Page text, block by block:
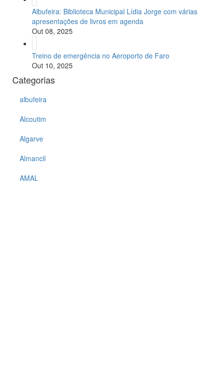
Albufeira: Biblioteca Municipal Lídia Jorge com várias
apresentações de livros em agenda
Out 08, 2025
Treino de emergência no Aeroporto de Faro
Out 10, 2025
Categorias
albufeira
Alcoutim
Algarve
Almancil
AMAL